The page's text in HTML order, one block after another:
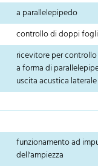
a parallelepipedo
controllo di doppi fogli
ricevitore per
a forma di
uscita acustica laterale
funzionamento ad
dell'ampiezza